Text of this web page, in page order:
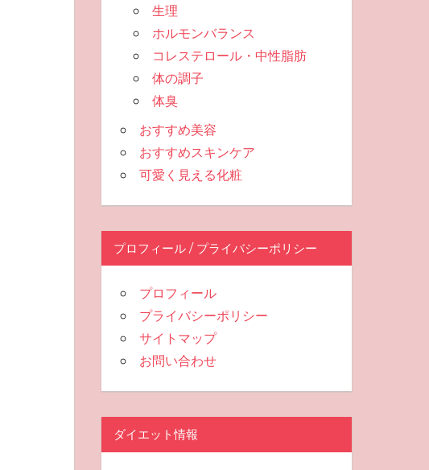
生理
ホルモンバランス
コレステロール・中性脂肪
体の調子
体臭
おすすめ美容
おすすめスキンケア
可愛く見える化粧
プロフィール / プライバシーポリシー
プロフィール
プライバシーポリシー
サイトマップ
お問い合わせ
ダイエット情報